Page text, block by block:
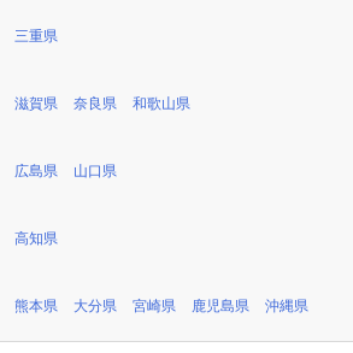
三重県
滋賀県 奈良県 和歌山県
広島県 山口県
高知県
熊本県 大分県 宮崎県 鹿児島県 沖縄県